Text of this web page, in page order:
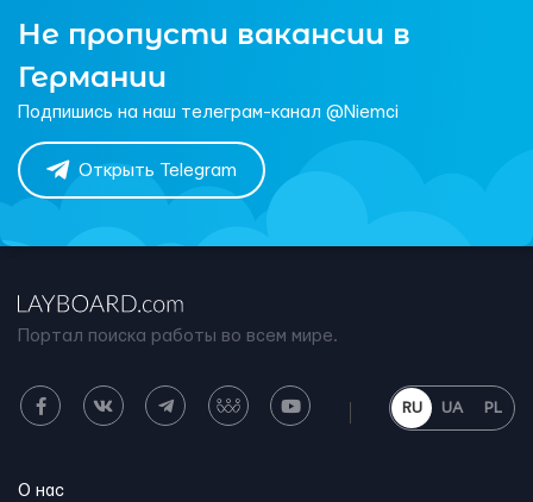
Не пропусти вакансии в
Германии
Подпишись на наш телеграм-канал @Niemci
Открыть Telegram
Портал поиска работы во всем мире.
RU UA PL
О нас